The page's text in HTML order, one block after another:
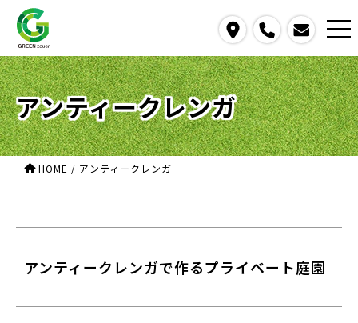
contact us
アンティークレンガ
HOME / アンティークレンガ
アンティークレンガで作るプライベート庭園